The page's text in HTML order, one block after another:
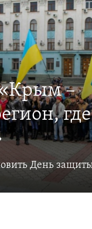
–
День